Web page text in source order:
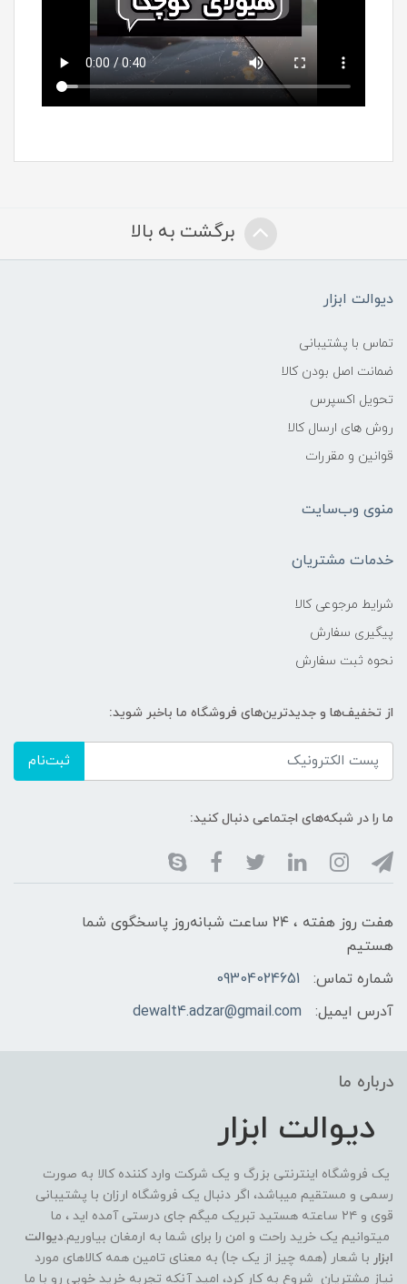
برگشت به بالا
دیوالت ابزار
تماس با پشتیبانی
ضمانت اصل بودن کالا
تحویل اکسپرس
روش های ارسال کالا
قوانین و مقررات
منوی وب‌سایت
خدمات مشتریان
شرایط مرجوعی کالا
پیگیری سفارش
نحوه ثبت سفارش
از تخفیف‌ها و جدیدترین‌های فروشگاه ما باخبر شوید:
ثبت‌نام
ما را در شبکه‌های اجتماعی دنبال کنید:
هفت روز هفته ، ۲۴ ساعت شبانه‌روز پاسخگوی شما
هستیم
شماره تماس:
09304024651
آدرس ایمیل:
dewalt4.adzar@gmail.com
درباره ما
دیوالت ابزار
یک فروشگاه اینترنتی بزرگ و یک شرکت وارد کننده کالا به صورت
رسمی و مستقیم میباشد، اگر دنبال یک فروشگاه ارزان با پشتیبانی
قوی و ۲۴ ساعته هستید تبریک میگم جای درستی آمده اید ، ما
میتوانیم یک خرید راحت و امن را برای شما به ارمغان بیاوریم.دیوالت
ابزار با شعار (همه چیز از یک جا) به معنای تامین همه کالاهای مورد
نیاز مشتریان شروع به کار کرد، امید آنکه تجربه خرید خوبی رو با ما